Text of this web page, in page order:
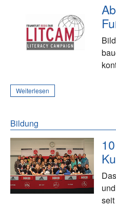
Weiterlesen
Bildung